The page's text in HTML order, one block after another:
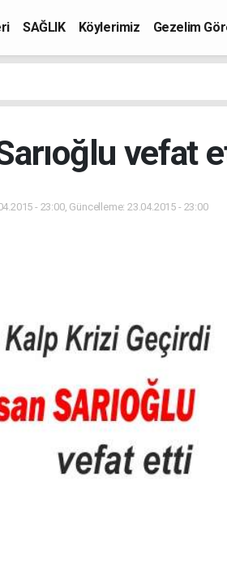
SAĞLIK Köylerimiz Gezelim
vefat
- 23:00, Güncelleme: 23.04.2015 - 23:00